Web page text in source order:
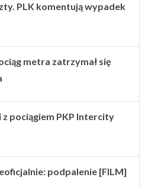
PLK komentują wypadek
metra zatrzymał się
pociągiem PKP Intercity
podpalenie [FILM]